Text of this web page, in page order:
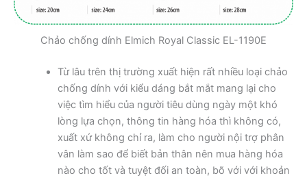
Chảo chống dính Elmich Royal Classic EL-1190E
Từ lâu trên thị trường xuất hiện rất nhiều loại chảo
chống dính với kiểu dáng bắt mắt mang lại cho
việc tìm hiểu của người tiêu dùng ngày một khó
lòng lựa chọn, thông tin hàng hóa thì không có,
xuất xứ không chỉ ra, làm cho người nội trợ phân
vân làm sao để biết bản thân nên mua hàng hóa
nào cho tốt và tuyệt đối an toàn, bõ với với khoản